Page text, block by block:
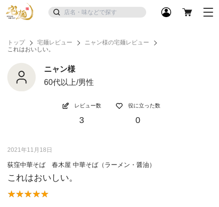
トップ 宅麺レビュー
ニャン様の宅麺レビュー
これはおいしい。
ニャン様
60代以上/男性
レビュー数
3
役に立った数
0
2021年11月18日
荻窪中華そば 春木屋 中華そば（ラーメン・醤油）
これはおいしい。